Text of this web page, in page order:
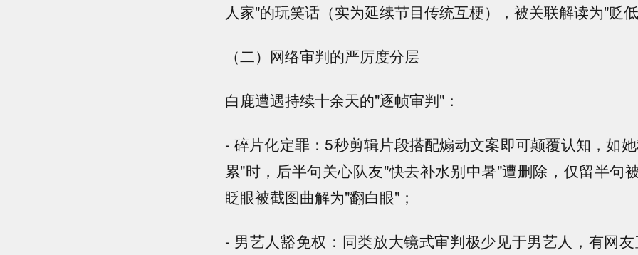
人家"的玩笑话（实为延续节目传统互梗），被关联解读为"贬低
（二）网络审判的严厉度分层
白鹿遭遇持续十余天的"逐帧审判"：
- 碎片化定罪：5秒剪辑片段搭配煽动文案即可颠覆认知，如
累"时，后半句关心队友"快去补水别中暑"遭删除，仅留半句
眨眼被截图曲解为"翻白眼"；
- 男艺人豁免权：同类放大镜式审判极少见于男艺人，有网